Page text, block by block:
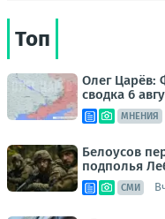
Топ
Олег Царёв:
сводка 6
МНЕНИЯ
Белоусов
подполья
СМИ